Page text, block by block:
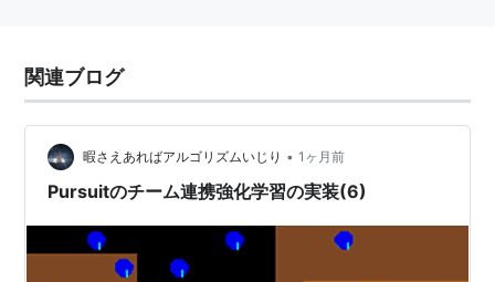
関連ブログ
暇さえあればアルゴリズムいじり • 1ヶ月前
Pursuitのチーム連携強化学習の実装(6)